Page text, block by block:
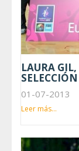
LAURA
01-07-2013
Leer más...